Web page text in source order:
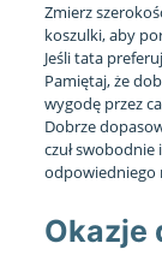
Zmierz
koszulki, aby
Jeśli tata
Pamiętaj, że
wygodę przez
Dobrze
czuł swobodnie
odpowiedniego
Okazje